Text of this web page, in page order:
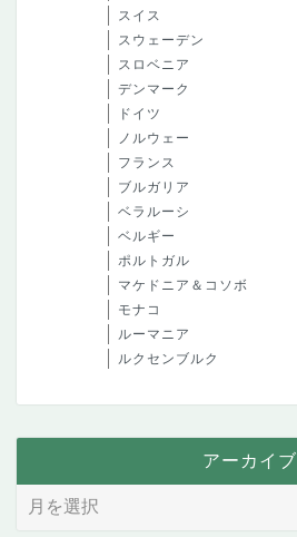
スイス
スウェーデン
スロベニア
デンマーク
ドイツ
ノルウェー
フランス
ブルガリア
ベラルーシ
ベルギー
ポルトガル
マケドニア＆コソボ
モナコ
ルーマニア
ルクセンブルク
アーカイブ